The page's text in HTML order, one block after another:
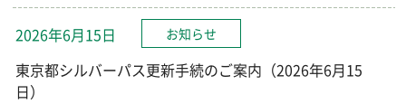
2026年6月15日 お知らせ
東京都シルバーパス更新手続のご案内（2026年6月15
日）